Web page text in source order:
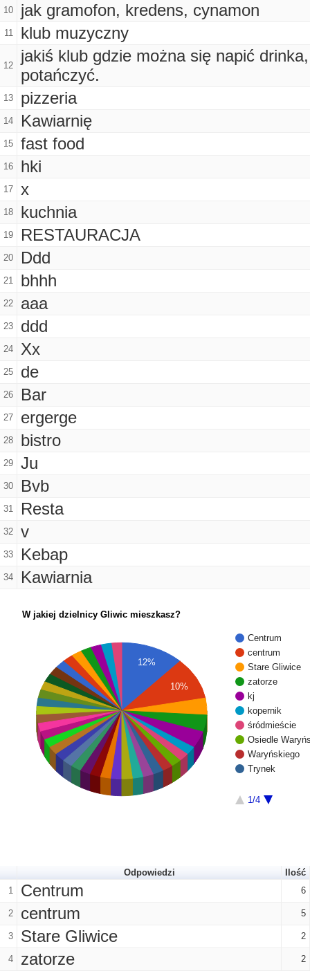
10 jak gramofon, kredens, cynamon
11 klub muzyczny
12
jakiś klub gdzie można się napić
potańczyć.
13 pizzeria
14 Kawiarnię
15 fast food
16 hki
17 x
18 kuchnia
19 RESTAURACJA
20 Ddd
21 bhhh
22 aaa
23 ddd
24 Xx
25 de
26 Bar
27 ergerge
28 bistro
29 Ju
30 Bvb
31 Resta
32 v
33 Kebap
34 Kawiarnia
W jakiej dzielnicy Gliwic mieszkasz?
Centrum
centrum
Stare Gliwice
zatorze
kj
kopernik
śródmieście
Osiedle
Waryńskiego
Trynek
1/4
12%
10%
Odpowiedzi
Ilość
1
Centrum 6
2 centrum 5
3 Stare Gliwice 2
4 zatorze 2